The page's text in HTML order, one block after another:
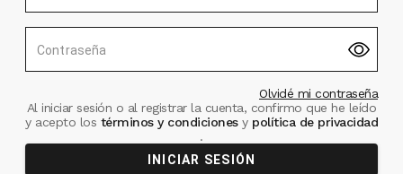
Contraseña
Olvidé mi contraseña
Al iniciar sesión o al registrar la cuenta, confirmo que he leído
y acepto los términos y condiciones ypolítica de privacidad
.
INICIAR SESIÓN